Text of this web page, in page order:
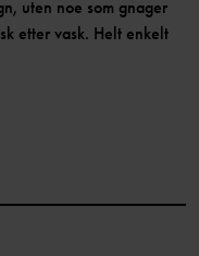
uten noe som gnager
etter vask. Helt enkelt